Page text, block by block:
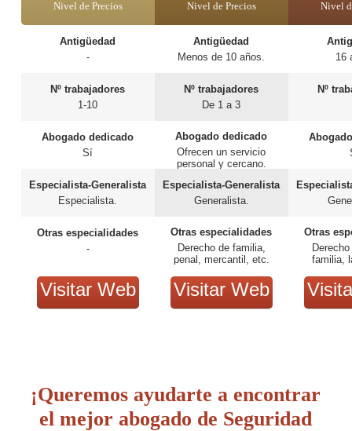
Nivel de Precios
Antigüedad
-
Nº trabajadores
1-10
Abogado dedicado
Sí
Especialista-Generalista
Especialista.
Otras especialidades
-
Visitar Web
Nivel de Precios
Antigüedad
Menos de 10 años.
Nº trabajadores
De 1 a 3
Abogado dedicado
Ofrecen un servicio
personal y cercano.
Especialista-Generalista
Generalista.
Otras especialidades
Derecho de familia,
penal, mercantil, etc.
Visitar Web
Nivel
16
Nº
Otras
familia,
¡Queremos ayudarte a encontrar
el mejor abogado de Seguridad